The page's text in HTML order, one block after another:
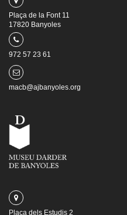
Plaça de la Font 11
17820 Banyoles
972 57 23 61
macb@ajbanyoles.org
Plaça dels Estudis 2